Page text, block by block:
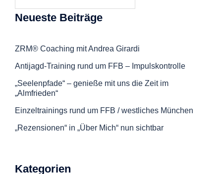
Neueste Beiträge
ZRM® Coaching mit Andrea Girardi
Antijagd-Training rund um FFB – Impulskontrolle
„Seelenpfade“ – genieße mit uns die Zeit im
„Almfrieden“
Einzeltrainings rund um FFB / westliches München
„Rezensionen“ in „Über Mich“ nun sichtbar
Kategorien